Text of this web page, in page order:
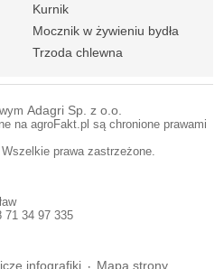
Kurnik
Mocznik w żywieniu bydła
Trzoda chlewna
Adagri Sp. z o.o.
na agroFakt.pl są chronione prawami
prawa zastrzeżone.
71 34 97 335
infografiki Mapa strony